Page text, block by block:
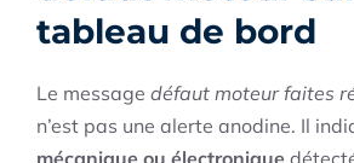
tableau de bord
Le message défaut moteur faites
n’est pas une alerte anodine. Il